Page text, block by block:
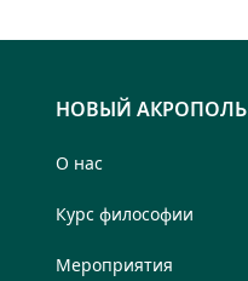
НОВЫЙ АКРОПОЛЬ
О нас
Курс философии
Мероприятия